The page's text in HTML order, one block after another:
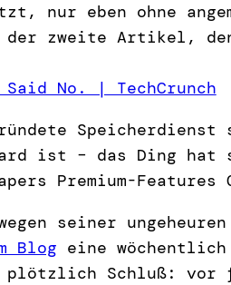
nur eben ohne
der zweite Artikel,
No. | TechCrunch
Speicherdienst
ist – das Ding hat
Premium-Features
seiner
Blog eine
plötzlich Schluß: vor